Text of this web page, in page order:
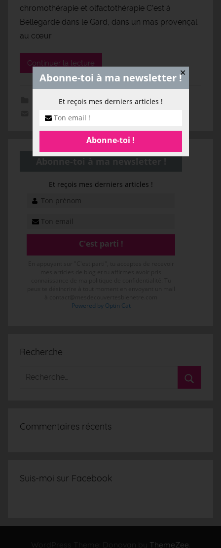
chromothérapie et olfactothérapie C’est à
Bellegarde dans le Gard, dans un mas provençal
au cœur
Continuer la lecture
Bien-être
Laisser un commentaire
Et reçois mes derniers articles !
Powered by Optin Cat
Recherche
Commentaires récents
Suis-moi sur Facebook
ThemeZee
✕
Abonne-toi à ma newsletter !
Et reçois mes derniers articles !